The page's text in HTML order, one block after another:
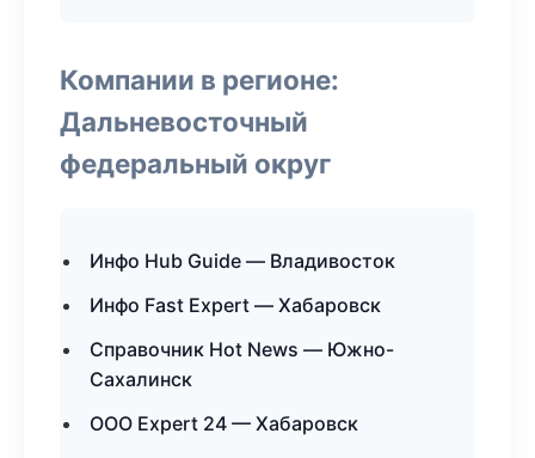
Компании в регионе:
Дальневосточный
федеральный округ
Инфо Hub Guide — Владивосток
Инфо Fast Expert — Хабаровск
Справочник Hot News — Южно-
Сахалинск
ООО Expert 24 — Хабаровск